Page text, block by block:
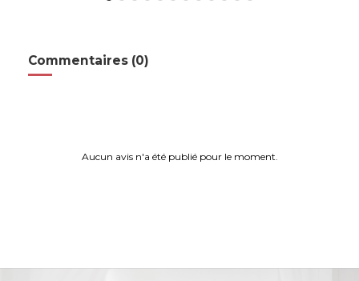
Commentaires (0)
Aucun avis n'a été publié pour le moment.